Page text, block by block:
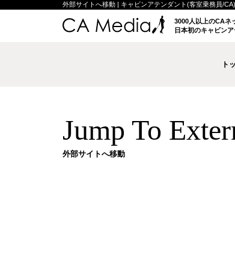
外部サイトへ移動 | キャビンアテンダント(客室乗務員/
3000人以上のCAネ
日本初のキャビン
ト
Jump To
外部サイトへ移動